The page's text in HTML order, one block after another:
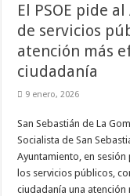
El PSOE pide
de servicios
atención más
ciudadanía
9 enero, 2026
San Sebastián de La
Socialista de San
Ayuntamiento, en
los servicios públicos,
ciudadanía una
mejor posible
visita. Si
rechaza estas
cookies,
algunas
funcionalidades
desaparecerán
Marketing
Al compartir tus
intereses y
comportamiento